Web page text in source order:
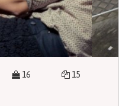
16 15